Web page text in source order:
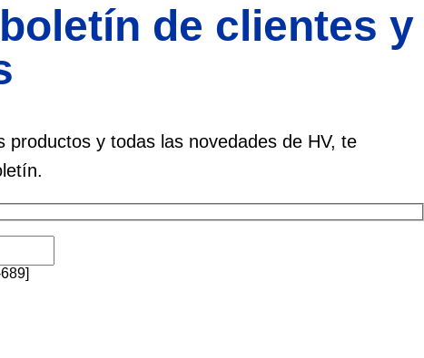
de clientes y
productos y todas las novedades de HV, te